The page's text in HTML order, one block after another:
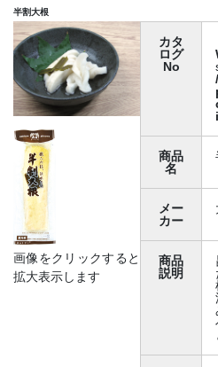
半割大根
画像をクリックすると
拡大表示します
カタ
ログ
No
商品
名
メー
カー
商品
説明